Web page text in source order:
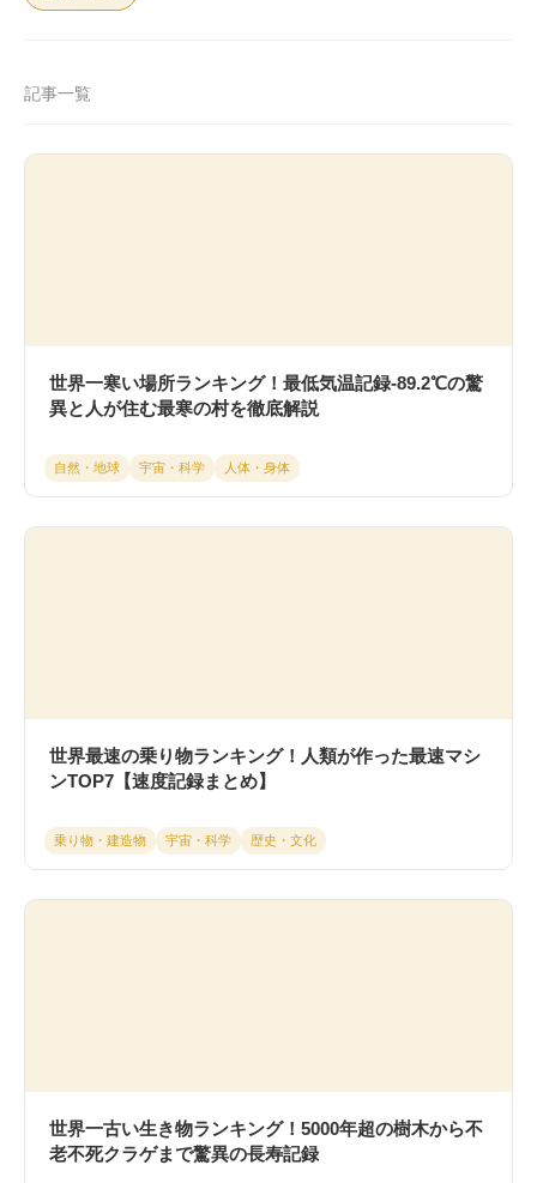
記事一覧
世界一寒い場所ランキング！最低気温記録-89.2℃の驚
異と人が住む最寒の村を徹底解説
自然・地球 宇宙・科学 人体・身体
世界最速の乗り物ランキング！人類が作った最速マシ
ンTOP7【速度記録まとめ】
乗り物・建造物 宇宙・科学 歴史・文化
世界一古い生き物ランキング！5000年超の樹木から不
老不死クラゲまで驚異の長寿記録